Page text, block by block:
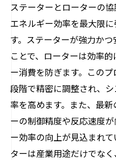
ステーターとローターの
エネルギー効率を最大限
す。ステーターが強力か
ことで、ローターは効率
ー消費を防ぎます。この
段階で精密に調整され、
率を高めます。また、最
ーの制御精度や反応速度
ー効率の向上が見込まれ
ターは産業用途だけでなく